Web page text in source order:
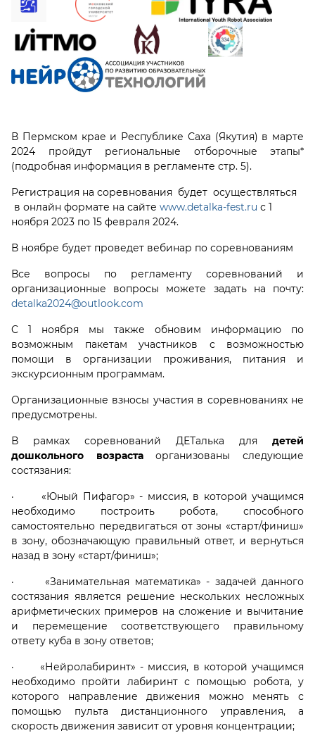
В Пермском крае и Республике Саха (Якутия) в марте
2024 пройдут региональные отборочные этапы*
(подробная информация в регламенте стр. 5).
Регистрация на соревнования будет осуществляться
в онлайн формате на сайте www.detalka-fest.ru с 1
ноября 2023 по 15 февраля 2024.
В ноябре будет проведет вебинар по соревнованиям
Все вопросы по регламенту соревнований и
организационные вопросы можете задать на почту:
detalka2024@outlook.com
C 1 ноября мы также обновим информацию по
возможным пакетам участников с возможностью
помощи в организации проживания, питания и
экскурсионным программам.
Организационные взносы участия в соревнованиях не
предусмотрены.
В рамках соревнований ДЕТалька для детей
дошкольного возрастаорганизованы следующие
состязания:
· «Юный Пифагор» - миссия, в которой учащимся
необходимо построить робота, способного
самостоятельно передвигаться от зоны «старт/финиш»
в зону, обозначающую правильный ответ, и вернуться
назад в зону «старт/финиш»;
· «Занимательная математика» - задачей данного
состязания является решение нескольких несложных
арифметических примеров на сложение и вычитание
и перемещение соответствующего правильному
ответу куба в зону ответов;
· «Нейролабиринт» - миссия, в которой учащимся
необходимо пройти лабиринт с помощью робота, у
которого направление движения можно менять с
помощью пульта дистанционного управления, а
скорость движения зависит от уровня концентрации;